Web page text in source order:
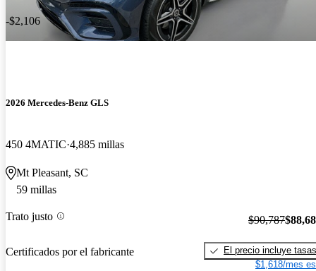
-$2,106
2026 Mercedes-Benz GLS
450 4MATIC 4,885 millas
Mt Pleasant, SC
59 millas
Trato justo
Certificados por el fabricante
$90,787
El precio incluye tasas
$1,618/mes